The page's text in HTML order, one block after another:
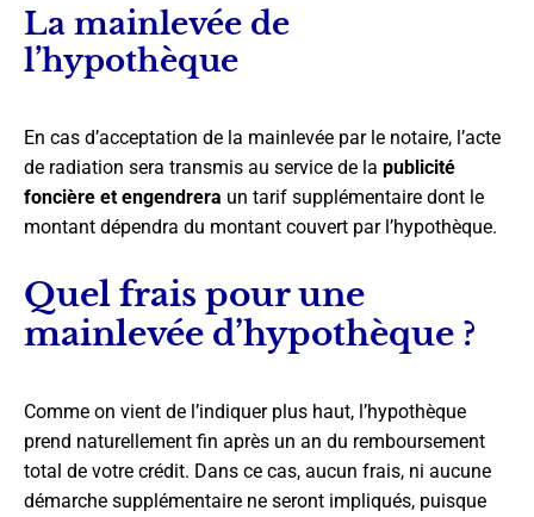
La mainlevée de
l’hypothèque
En cas d’acceptation de la mainlevée par le notaire, l’acte
de radiation sera transmis au service de la publicité
foncière et engendrera un tarif supplémentaire dont le
montant dépendra du montant couvert par l’hypothèque.
Quel frais pour une
mainlevée d’hypothèque ?
Comme on vient de l’indiquer plus haut, l’hypothèque
prend naturellement fin après un an du remboursement
total de votre crédit. Dans ce cas, aucun frais, ni aucune
démarche supplémentaire ne seront impliqués, puisque